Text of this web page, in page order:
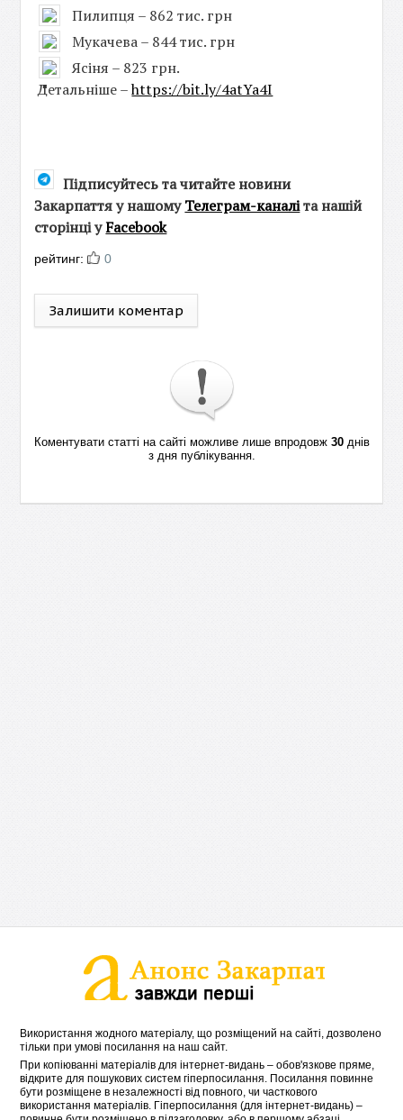
Пилипця – 862 тис. грн
Мукачева – 844 тис. грн
Ясіня – 823 грн.
Детальніше –https://bit.ly/4atYa4I
Підписуйтесь та читайте новини
Закарпаття у нашомуТелеграм-каналіта нашій
сторінці уFacebook
рейтинг: 0
Залишити коментар
Коментувати статті на сайті можливе лише впродовж 30днів
з дня публікування.
Використання жодного матеріалу, що розміщений на сайті, дозволено
тільки при умові посилання на наш сайт.
При копіюванні матеріалів для інтернет-видань – обов'язкове пряме,
відкрите для пошукових систем гіперпосилання. Посилання повинне
бути розміщене в незалежності від повного, чи часткового
використання матеріалів. Гіперпосилання (для інтернет-видань) –